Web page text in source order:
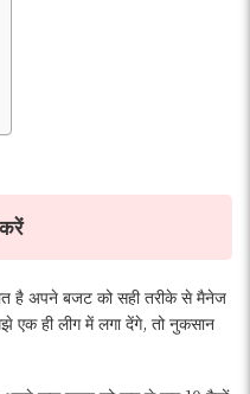
है अपने बजट को सही तरीके से मैनेज
ही लीग में लगा देंगे, तो नुकसान